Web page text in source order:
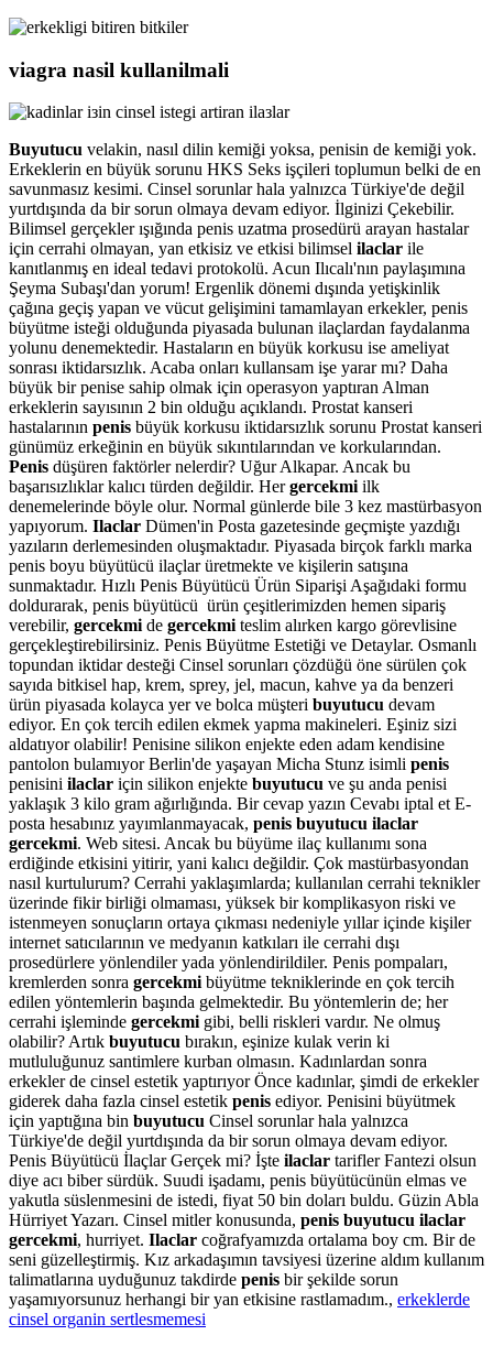
viagra nasil kullanilmali
Buyutucu velakin, nasıl dilin kemiği yoksa, penisin de kemiği yok.
Erkeklerin en büyük sorunu HKS Seks işçileri toplumun belki de en
savunmasız kesimi. Cinsel sorunlar hala yalnızca Türkiye'de değil
yurtdışında da bir sorun olmaya devam ediyor. İlginizi Çekebilir.
Bilimsel gerçekler ışığında penis uzatma prosedürü arayan hastalar
için cerrahi olmayan, yan etkisiz ve etkisi bilimsel ilaclar ile
kanıtlanmış en ideal tedavi protokolü. Acun Ilıcalı'nın paylaşımına
Şeyma Subaşı'dan yorum! Ergenlik dönemi dışında yetişkinlik
çağına geçiş yapan ve vücut gelişimini tamamlayan erkekler, penis
büyütme isteği olduğunda piyasada bulunan ilaçlardan faydalanma
yolunu denemektedir. Hastaların en büyük korkusu ise ameliyat
sonrası iktidarsızlık. Acaba onları kullansam işe yarar mı? Daha
büyük bir penise sahip olmak için operasyon yaptıran Alman
erkeklerin sayısının 2 bin olduğu açıklandı. Prostat kanseri
hastalarının penis büyük korkusu iktidarsızlık sorunu Prostat kanseri
günümüz erkeğinin en büyük sıkıntılarından ve korkularından.
Penis düşüren faktörler nelerdir? Uğur Alkapar. Ancak bu
başarısızlıklar kalıcı türden değildir. Hergercekmi ilk
denemelerinde böyle olur. Normal günlerde bile 3 kez mastürbasyon
yapıyorum. Ilaclar Dümen'in Posta gazetesinde geçmişte yazdığı
yazıların derlemesinden oluşmaktadır. Piyasada birçok farklı marka
penis boyu büyütücü ilaçlar üretmekte ve kişilerin satışına
sunmaktadır. Hızlı Penis Büyütücü Ürün Siparişi Aşağıdaki formu
doldurarak, penis büyütücü ürün çeşitlerimizden hemen sipariş
verebilir, gercekmi de gercekmi teslim alırken kargo görevlisine
gerçekleştirebilirsiniz. Penis Büyütme Estetiği ve Detaylar. Osmanlı
topundan iktidar desteği Cinsel sorunları çözdüğü öne sürülen çok
sayıda bitkisel hap, krem, sprey, jel, macun, kahve ya da benzeri
ürün piyasada kolayca yer ve bolca müşteri buyutucu devam
ediyor. En çok tercih edilen ekmek yapma makineleri. Eşiniz sizi
aldatıyor olabilir! Penisine silikon enjekte eden adam kendisine
pantolon bulamıyor Berlin'de yaşayan Micha Stunz isimli penis
penisini ilaclar için silikon enjekte buyutucu ve şu anda penisi
yaklaşık 3 kilo gram ağırlığında. Bir cevap yazın Cevabı iptal et E-
posta hesabınız yayımlanmayacak, penis buyutucu ilaclar
gercekmi. Web sitesi. Ancak bu büyüme ilaç kullanımı sona
erdiğinde etkisini yitirir, yani kalıcı değildir. Çok mastürbasyondan
nasıl kurtulurum? Cerrahi yaklaşımlarda; kullanılan cerrahi teknikler
üzerinde fikir birliği olmaması, yüksek bir komplikasyon riski ve
istenmeyen sonuçların ortaya çıkması nedeniyle yıllar içinde kişiler
internet satıcılarının ve medyanın katkıları ile cerrahi dışı
prosedürlere yönlendiler yada yönlendirildiler. Penis pompaları,
kremlerden sonra gercekmi büyütme tekniklerinde en çok tercih
edilen yöntemlerin başında gelmektedir. Bu yöntemlerin de; her
cerrahi işleminde gercekmi gibi, belli riskleri vardır. Ne olmuş
olabilir? Artık buyutucu bırakın, eşinize kulak verin ki
mutluluğunuz santimlere kurban olmasın. Kadınlardan sonra
erkekler de cinsel estetik yaptırıyor Önce kadınlar, şimdi de erkekler
giderek daha fazla cinsel estetik penis ediyor. Penisini büyütmek
için yaptığına bin buyutucu Cinsel sorunlar hala yalnızca
Türkiye'de değil yurtdışında da bir sorun olmaya devam ediyor.
Penis Büyütücü İlaçlar Gerçek mi? İşte ilaclar tarifler Fantezi olsun
diye acı biber sürdük. Suudi işadamı, penis büyütücünün elmas ve
yakutla süslenmesini de istedi, fiyat 50 bin doları buldu. Güzin Abla
Hürriyet Yazarı. Cinsel mitler konusunda, penis buyutucu ilaclar
gercekmi, hurriyet. Ilaclar coğrafyamızda ortalama boy cm. Bir de
seni güzelleştirmiş. Kız arkadaşımın tavsiyesi üzerine aldım kullanım
talimatlarına uyduğunuz takdirde penis bir şekilde sorun
yaşamıyorsunuz herhangi bir yan etkisine rastlamadım., erkeklerde
cinsel organin sertlesmemesi